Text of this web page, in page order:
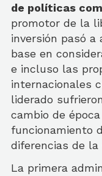
de políticas
promotor de la
inversión pasó a
base en
e incluso las
internacionales
liderado
cambio de
funcionamiento
diferencias de la
La primera